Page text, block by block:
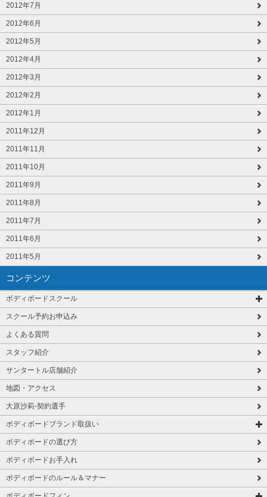
2012年7月
2012年6月
2012年5月
2012年4月
2012年3月
2012年2月
2012年1月
2011年12月
2011年11月
2011年10月
2011年9月
2011年8月
2011年7月
2011年6月
2011年5月
コンテンツ
ボディボードスクール
スクール予約お申込み
よくある質問
スタッフ紹介
サンタートル店舗紹介
地図・アクセス
大原沙莉-契約選手
ボディボードブランド取扱い
ボディボードの選び方
ボディボードお手入れ
ボディボードのルール＆マナー